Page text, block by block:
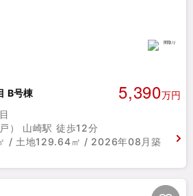
B号棟 5,390万円
） 山崎駅 徒歩12分
/ 土地129.64㎡ / 2026年08月築